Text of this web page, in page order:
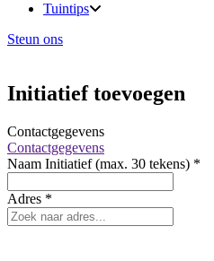
Tuintips
Steun ons
Initiatief toevoegen
Contactgegevens
Contactgegevens
Naam Initiatief (max. 30 tekens) *
Adres *